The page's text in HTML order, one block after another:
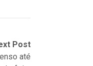
Post
até